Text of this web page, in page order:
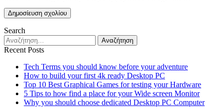
Search
Αναζήτηση
για:
Recent Posts
Tech Terms you should know before your adventure
How to build your first 4k ready Desktop PC
Top 10 Best Graphical Games for testing your Hardware
5 Tips to how find a place for your Wide screen Monitor
Why you should choose dedicated Desktop PC Computer